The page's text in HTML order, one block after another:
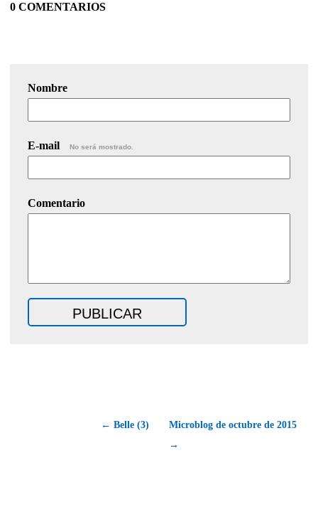
0 COMENTARIOS
Nombre
E-mail No será mostrado.
Comentario
← Belle (3)
Microblog de octubre de 2015
→